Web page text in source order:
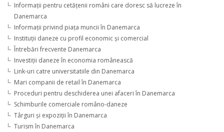
Informaţii pentru cetăţenii români care doresc să lucreze în
Danemarca
Informaţii privind piaţa muncii în Danemarca
Instituţii daneze cu profil economic şi comercial
Întrebări frecvente Danemarca
Investiţii daneze în economia românească
Link-uri catre universitatiile din Danemarca
Mari companii de retail în Danemarca
Proceduri pentru deschiderea unei afaceri în Danemarca
Schimburile comerciale româno-daneze
Târguri şi expoziţii în Danemarca
Turism în Danemarca